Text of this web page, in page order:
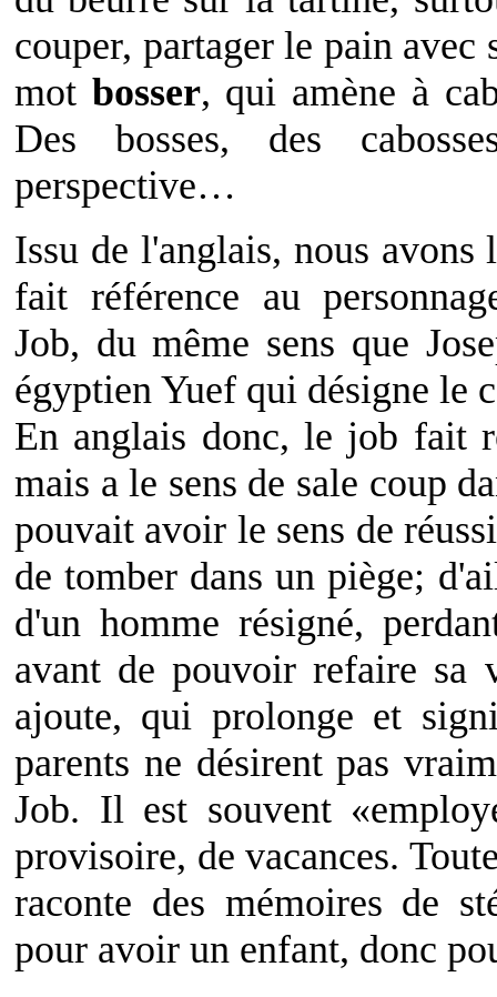
couper, partager le pain
mot bosser, qui amène à
Des bosses, des
perspective…
Issu de l'anglais, nous
fait référence au
Job, du même sens que
égyptien Yuef qui désigne le
En anglais donc, le job fait
mais a le sens de sale coup
pouvait avoir le sens de
de tomber dans un piège;
d'un homme résigné,
avant de pouvoir refaire
ajoute, qui prolonge et
parents ne désirent pas
Job. Il est souvent
provisoire, de vacances.
raconte des mémoires de
pour avoir un enfant, donc